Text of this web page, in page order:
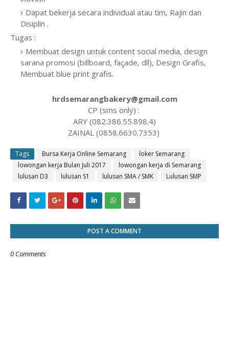
Dapat bekerja secara individual atau tim, Rajin dan
Disiplin .
Tugas :
Membuat design untuk content social media, design
sarana promosi (billboard, façade, dll), Design Grafis,
Membuat blue print grafis.
hrdsemarangbakery@gmail.com
CP (sms only) :
ARY (082.386.55.898.4)
ZAINAL (0858.6630.7353)
Tags Bursa Kerja Online Semarang
loker Semarang
lowongan kerja Bulan Juli 2017
lowongan kerja di Semarang
lulusan D3
lulusan S1 lulusan SMA / SMK Lulusan SMP
POST A COMMENT
0 Comments